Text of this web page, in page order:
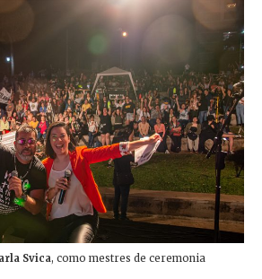
Svica, como mestres de ceremonia